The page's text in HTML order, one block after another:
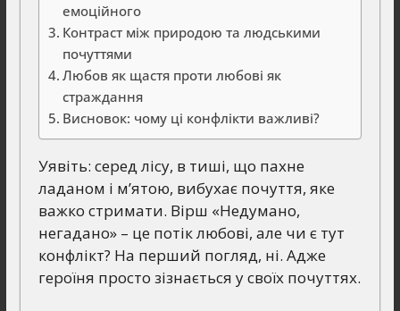
емоційного
Контраст між природою та людськими
почуттями
Любов як щастя проти любові як
страждання
Висновок: чому ці конфлікти важливі?
Уявіть: серед лісу, в тиші, що пахне
ладаном і м’ятою, вибухає почуття, яке
важко стримати. Вірш «Недумано,
негадано» – це потік любові, але чи є тут
конфлікт? На перший погляд, ні. Адже
героїня просто зізнається у своїх почуттях.